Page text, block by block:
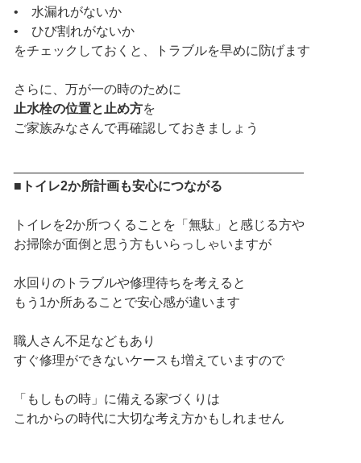
• 水漏れがないか
• ひび割れがないか
をチェックしておくと、トラブルを早めに防げます
さらに、万が一の時のために
止水栓の位置と止め方を
ご家族みなさんで再確認しておきましょう
■トイレ2か所計画も安心につながる
トイレを2か所つくることを「無駄」と感じる方や
お掃除が面倒と思う方もいらっしゃいますが
水回りのトラブルや修理待ちを考えると
もう1か所あることで安心感が違います
職人さん不足などもあり
すぐ修理ができないケースも増えていますので
「もしもの時」に備える家づくりは
これからの時代に大切な考え方かもしれません